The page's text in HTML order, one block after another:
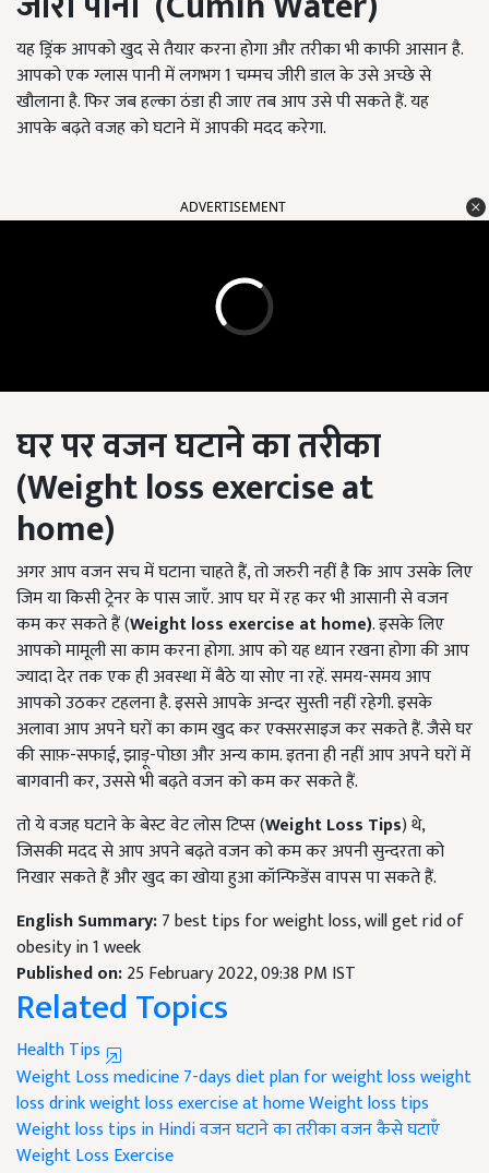
यह ड्रिंक आपको खुद से तैयार करना होगा और तरीका भी काफी आसान है.
आपको एक ग्लास पानी में लगभग 1 चम्मच जीरी डाल के उसे अच्छे से
खौलाना है. फिर जब हल्का ठंडा ही जाए तब आप उसे पी सकते हैं. यह
आपके बढ़ते वजह को घटाने में आपकी मदद करेगा.
ADVERTISEMENT
घर पर वजन घटाने का तरीका
(Weight loss exercise at
home)
अगर आप वजन सच में घटाना चाहते हैं, तो जरुरी नहीं है कि आप उसके लिए
जिम या किसी ट्रेनर के पास जाएँ. आप घर में रह कर भी आसानी से वजन
कम कर सकते हैं (Weight loss exercise at home). इसके लिए
आपको मामूली सा काम करना होगा. आप को यह ध्यान रखना होगा की आप
ज्यादा देर तक एक ही अवस्था में बैठे या सोए ना रहें. समय-समय आप
आपको उठकर टहलना है. इससे आपके अन्दर सुस्ती नहीं रहेगी. इसके
अलावा आप अपने घरों का काम खुद कर एक्सरसाइज कर सकते हैं. जैसे घर
की साफ़-सफाई, झाड़ू-पोछा और अन्य काम. इतना ही नहीं आप अपने घरों में
बागवानी कर, उससे भी बढ़ते वजन को कम कर सकते हैं.
तो ये वजह घटाने के बेस्ट वेट लोस टिप्स (WeightLoss Tips) थे,
जिसकी मदद से आप अपने बढ़ते वजन को कम कर अपनी सुन्दरता को
निखार सकते हैं और खुद का खोया हुआ कॉन्फिडेंस वापस पा सकते हैं.
English Summary:7 best tips for weight loss, will get rid of
obesity in 1 week
Published on:25 February 2022, 09:38 PM IST
Related Topics
Health Tips
Weight Loss medicine7-days diet plan for weight lossweight
loss drinkweight loss exercise at homeWeight loss tips
Weight loss tips in Hindiवजन घटाने का तरीकावजन कैसे घटाएँ
Weight Loss Exercise